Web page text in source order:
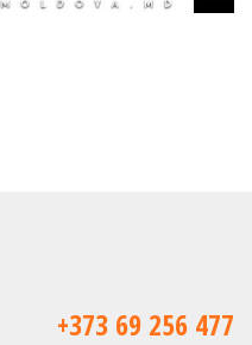
+373 69 256 477